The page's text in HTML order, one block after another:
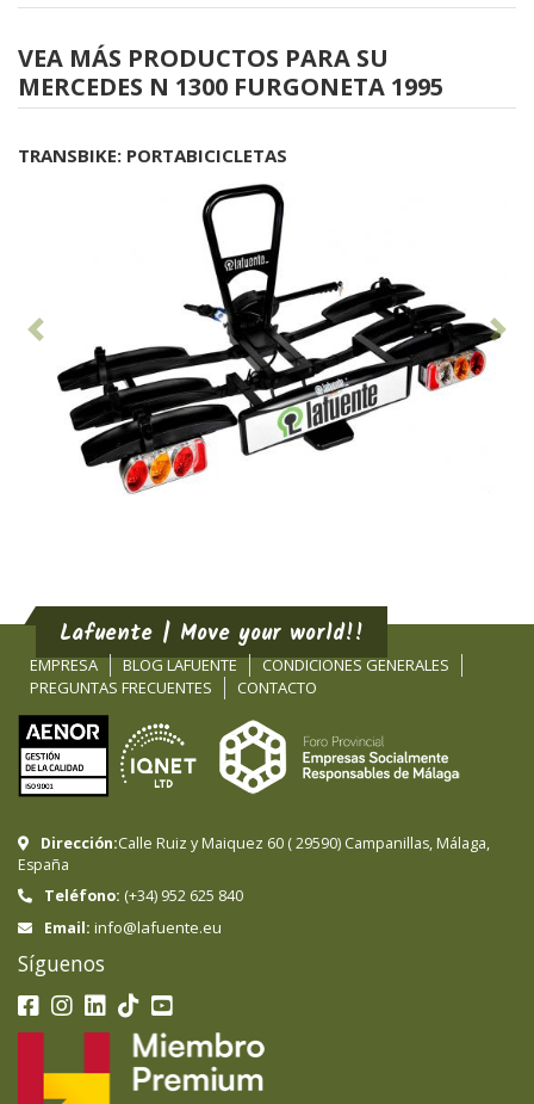
VEA MÁS PRODUCTOS PARA SU
MERCEDES N 1300 FURGONETA 1995
TRANSBIKE: PORTABICICLETAS
Lafuente | Move your world!!
EMPRESA BLOG LAFUENTE
CONDICIONES GENERALES
PREGUNTAS FRECUENTES
CONTACTO
Dirección:Calle Ruiz y Maiquez 60 (29590) Campanillas, Málaga,
España
Teléfono: (+34) 952 625 840
Email: info@lafuente.eu
Síguenos